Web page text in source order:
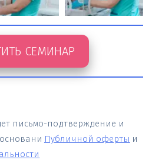
СЕМИНАР
письмо-подтверждение и
Публичной оферты и